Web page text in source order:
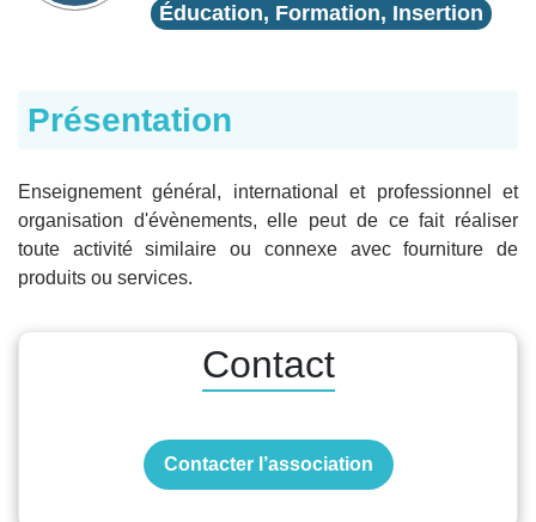
Éducation, Formation, Insertion
Présentation
Enseignement général, international et professionnel et
organisation d'évènements, elle peut de ce fait réaliser
toute activité similaire ou connexe avec fourniture de
produits ou services.
Contact
Contacter l’association